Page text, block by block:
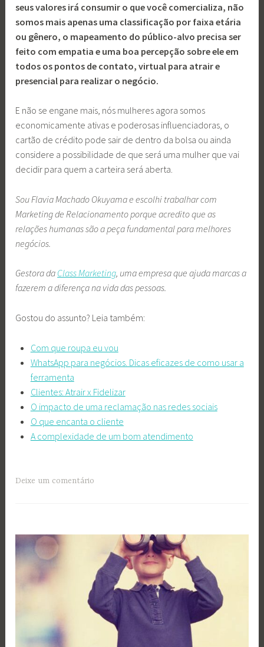
seus valores irá consumir o que você comercializa, não
somos mais apenas uma classificação por faixa etária
ou gênero, o mapeamento do público-alvo precisa ser
feito com empatia e uma boa percepção sobre ele em
todos os pontos de contato, virtual para atrair e
presencial para realizar o negócio.
E não se engane mais, nós mulheres agora somos
economicamente ativas e poderosas influenciadoras, o
cartão de crédito pode sair de dentro da bolsa ou ainda
considere a possibilidade de que será uma mulher que vai
decidir para quem a carteira será aberta.
Sou Flavia Machado Okuyama e escolhi trabalhar com
Marketing de Relacionamento porque acredito que as
relações humanas são a peça fundamental para melhores
negócios.
Gestora da Class Marketing, uma empresa que ajuda marcas a
fazerem a diferença na vida das pessoas.
Gostou do assunto? Leia também:
Com que roupa eu vou
WhatsApp para negócios. Dicas eficazes de como usar a
ferramenta
Clientes: Atrair x Fidelizar
O impacto de uma reclamação nas redes sociais
O que encanta o cliente
A complexidade de um bom atendimento
Deixe um comentário